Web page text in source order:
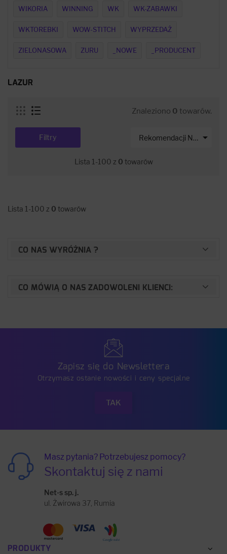
WIKORIA WINNING WK WK-ZABAWKI
WKTOREBKI WOW-STITCH WYPRZEDAŻ
ZIELONASOWA ZURU _NOWE _PRODUCENT
LAZUR
Znaleziono 0 towarów.
Rekomendacji Net-s 
Filtry
Lista 1-100 z 0 towarów
Lista 1-100 z 0 towarów
CO NAS WYRÓŻNIA ?
CO MÓWIĄ O NAS ZADOWOLENI KLIENCI:
Zapisz się do Newslettera
Otrzymasz ostanie nowości i ceny specjalne
Masz pytania? Potrzebujesz pomocy?
Skontaktuj się z nami
Net-s sp. j.
ul. Żwirowa 37, Rumia
PRODUKTY